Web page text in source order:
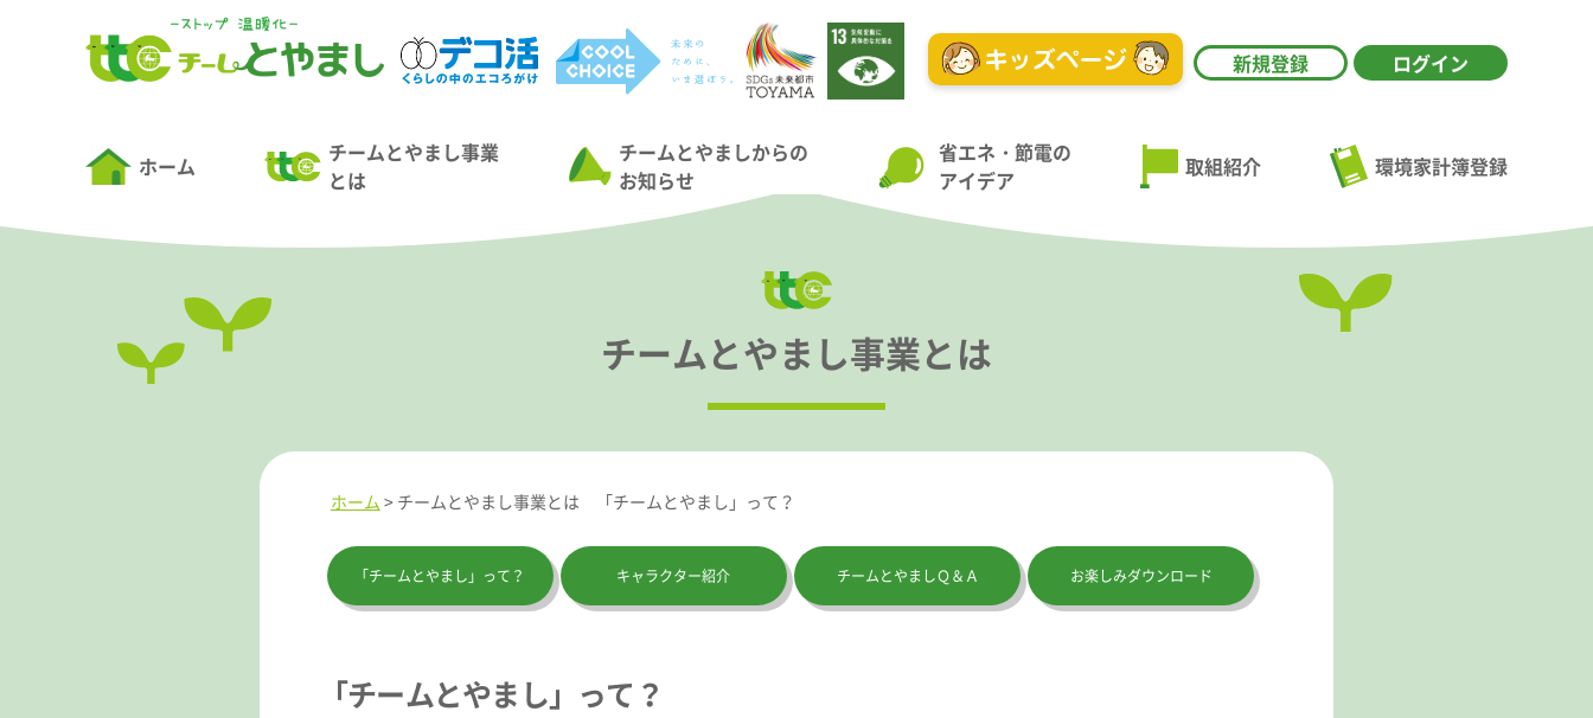
新規登録 ログイン
ホーム
チームとやまし事業
とは
チームとやましからの
お知らせ
省エネ・節電の
アイデア
取組紹介 環境家計簿登録
チームとやまし事業とは
ホーム > チームとやまし事業とは 「チームとやまし」って？
「チームとやまし」って？ キャラクター紹介 チームとやましＱ＆Ａ お楽しみダウンロード
「チームとやまし」って？